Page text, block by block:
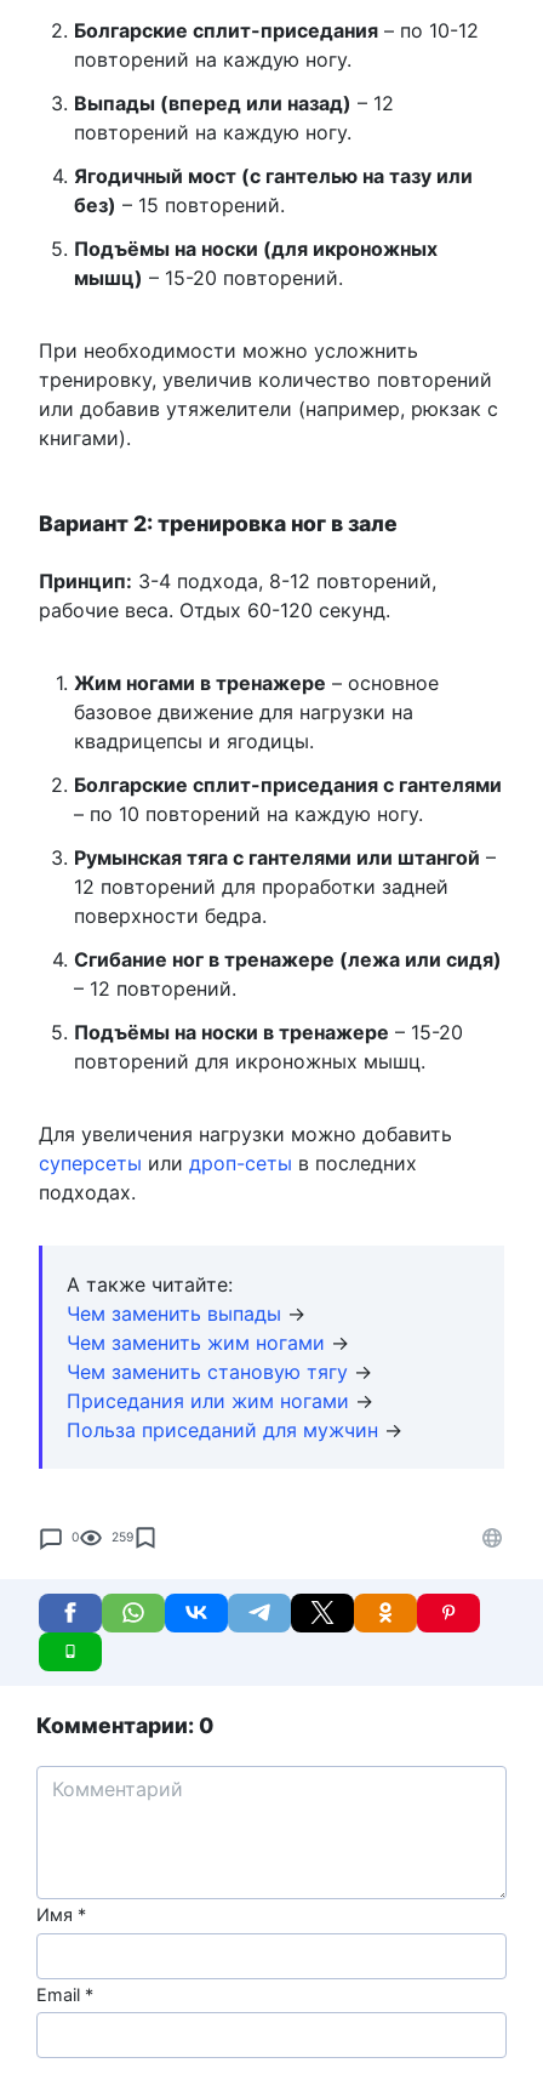
Болгарские сплит-приседания– по 10-12
повторений на каждую ногу.
Выпады (вперед или назад) – 12
повторений на каждую ногу.
Ягодичный мост (с гантелью на тазу или
без) – 15 повторений.
Подъёмы на носки (для икроножных
мышц) – 15-20 повторений.
При необходимости можно усложнить
тренировку, увеличив количество повторений
или добавив утяжелители (например, рюкзак с
книгами).
Вариант 2: тренировка ног в зале
Принцип: 3-4 подхода, 8-12 повторений,
рабочие веса. Отдых 60-120 секунд.
Жим ногами в тренажере – основное
базовое движение для нагрузки на
квадрицепсы и ягодицы.
Болгарские сплит-приседания с гантелями
– по 10 повторений на каждую ногу.
Румынская тяга с гантелями или штангой –
12 повторений для проработки задней
поверхности бедра.
Сгибание ног в тренажере (лежа или сидя)
– 12 повторений.
Подъёмы на носки в тренажере – 15-20
повторений для икроножных мышц.
Для увеличения нагрузки можно добавить
суперсеты или дроп-сеты в последних
подходах.
А также читайте:
Чем заменить выпады →
Чем заменить жим ногами →
Чем заменить становую тягу →
Приседания или жим ногами →
Польза приседаний для мужчин →
0 259
Комментарии: 0
Имя *
Email *